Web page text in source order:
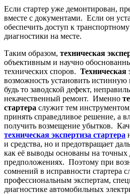
Если стартер уже демонтирован,
вместе с документами. Если он
обеспечить доступ к
диагностики на месте.
Таким образом, техническая
объективным и научно
технических споров. Техническая
возможность установить истинную
будь то заводской дефект,
некачественный ремонт. Именно
стартера служит тем
принять справедливое решение, а
получить возмещение убытков.
техническая экспертиза стартера
и средства, но и предотвращает
как её выводы основаны на точных
предположениях. Поэтому при
сомнений в исправности стартера
профессиональным экспертам,
диагностике автомобильных